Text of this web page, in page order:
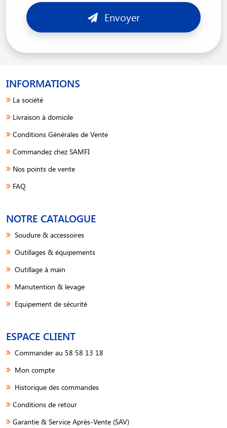
Envoyer
INFORMATIONS
La société
Livraison à domicile
Conditions Générales de Vente
Commandez chez SAMFI
Nos points de vente
FAQ
NOTRE CATALOGUE
Soudure & accessoires
Outillages & équipements
Outillage à main
Manutention & levage
Equipement de sécurité
ESPACE CLIENT
Commander au 58 58 13 18
Mon compte
Historique des commandes
Conditions de retour
Garantie & Service Après-Vente (SAV)